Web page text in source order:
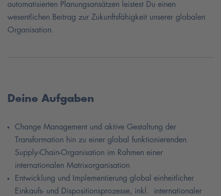
automatisierten Planungsansätzen leistest Du einen
wesentlichen Beitrag zur Zukunftsfähigkeit unserer globalen
Organisation.
Deine Aufgaben
Change Management und aktive Gestaltung der
Transformation hin zu einer global funktionierenden
Supply-Chain-Organisation im Rahmen einer
internationalen Matrixorganisation
Entwicklung und Implementierung global einheitlicher
Einkaufs- und Dispositionsprozesse, inkl. internationaler